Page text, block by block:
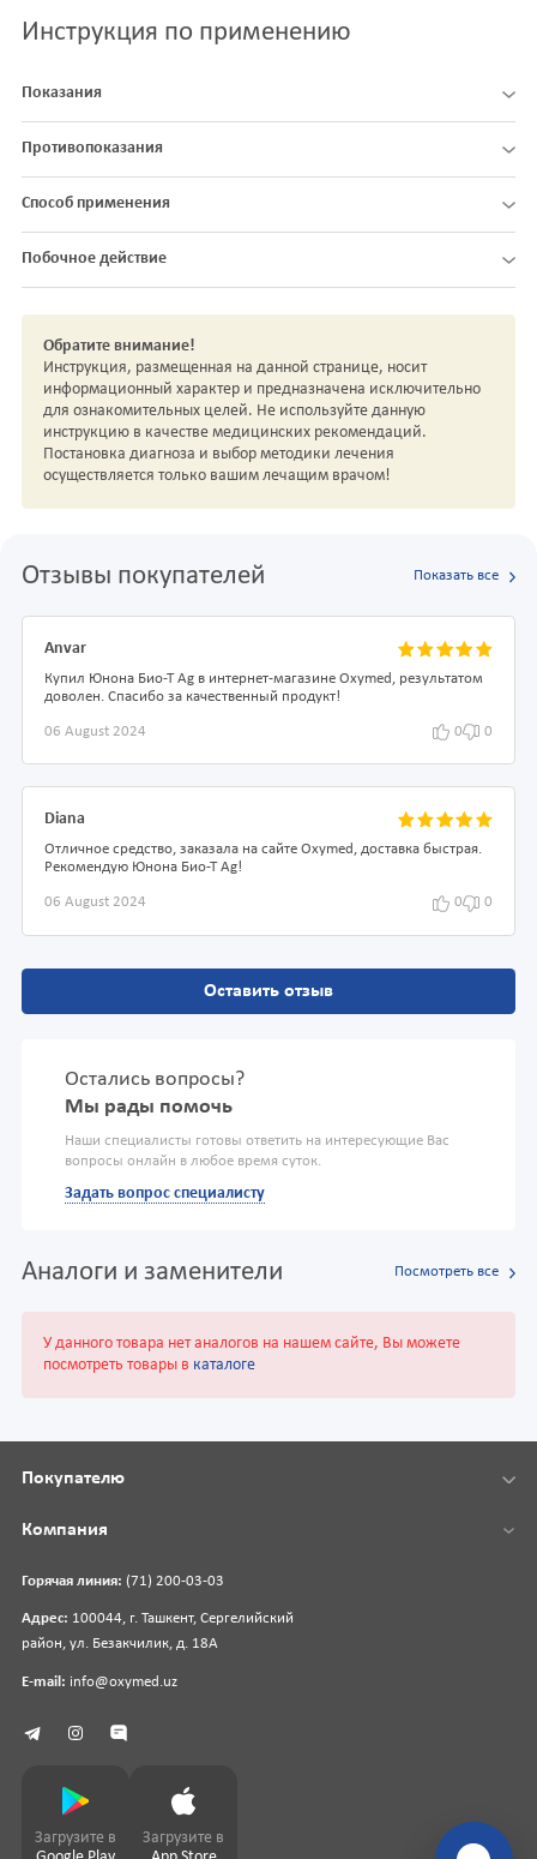
Инструкция по применению
Показания
Противопоказания
Способ применения
Побочное действие
Обратите внимание!
Инструкция, размещенная на данной странице, носит
информационный характер и предназначена исключительно
для ознакомительных целей. Не используйте данную
инструкцию в качестве медицинских рекомендаций.
Постановка диагноза и выбор методики лечения
осуществляется только вашим лечащим врачом!
Отзывы покупателей Показать все
Anvar
Купил Юнона Био-Т Ag в интернет-магазине Oxymed, результатом
доволен. Спасибо за качественный продукт!
06 August 2024 0 0
Diana
Отличное средство, заказала на сайте Oxymed, доставка быстрая.
Рекомендую Юнона Био-Т Ag!
06 August 2024 0 0
Оставить отзыв
Остались вопросы?
Мы рады помочь
Наши специалисты готовы ответить на интересующие Вас
вопросы онлайн в любое время суток.
Задать вопрос специалисту
Аналоги и заменители Посмотреть все
У данного товара нет аналогов на нашем сайте, Вы можете
посмотреть товары в каталоге
Горячая линия: (71) 200-03-03
Адрес: 100044, г. Ташкент, Сергелийский
район, ул. Безакчилик, д. 18А
E-mail: info@oxymed.uz
Покупателю
Компания
Загрузите в
Загрузите в